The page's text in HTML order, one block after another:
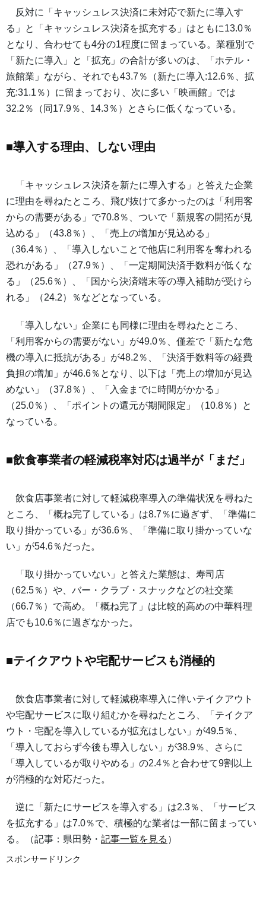
反対に「キャッシュレス決済に未対応で新たに導入す
る」と「キャッシュレス決済を拡充する」はともに13.0％
となり、合わせても4分の1程度に留まっている。業種別で
「新たに導入」と「拡充」の合計が多いのは、「ホテル・
旅館業」ながら、それでも43.7％（新たに導入:12.6％、拡
充:31.1％）に留まっており、次に多い「映画館」では
32.2％（同17.9％、14.3％）とさらに低くなっている。
■導入する理由、しない理由
「キャッシュレス決済を新たに導入する」と答えた企業
に理由を尋ねたところ、飛び抜けて多かったのは「利用客
からの需要がある」で70.8％、ついで「新規客の開拓が見
込める」（43.8％）、「売上の増加が見込める」
（36.4％）、「導入しないことで他店に利用客を奪われる
恐れがある」（27.9％）、「一定期間決済手数料が低くな
る」（25.6％）、「国から決済端末等の導入補助が受けら
れる」（24.2）％などとなっている。
「導入しない」企業にも同様に理由を尋ねたところ、
「利用客からの需要がない」が49.0％、僅差で「新たな危
機の導入に抵抗がある」が48.2％、「決済手数料等の経費
負担の増加」が46.6％となり、以下は「売上の増加が見込
めない」（37.8％）、「入金までに時間がかかる」
（25.0％）、「ポイントの還元が期間限定」（10.8％）と
なっている。
■飲食事業者の軽減税率対応は過半が「まだ」
飲食店事業者に対して軽減税率導入の準備状況を尋ねた
ところ、「概ね完了している」は8.7％に過ぎず、「準備に
取り掛かっている」が36.6％、「準備に取り掛かっていな
い」が54.6％だった。
「取り掛かっていない」と答えた業態は、寿司店
（62.5％）や、バー・クラブ・スナックなどの社交業
（66.7％）で高め。「概ね完了」は比較的高めの中華料理
店でも10.6％に過ぎなかった。
■テイクアウトや宅配サービスも消極的
飲食店事業者に対して軽減税率導入に伴いテイクアウト
や宅配サービスに取り組むかを尋ねたところ、「テイクア
ウト・宅配を導入しているが拡充はしない」が49.5％、
「導入しておらず今後も導入しない」が38.9％、さらに
「導入しているが取りやめる」の2.4％と合わせて9割以上
が消極的な対応だった。
逆に「新たにサービスを導入する」は2.3％、「サービス
を拡充する」は7.0％で、積極的な業者は一部に留まってい
る。（記事：県田勢・ 記事一覧を見る ）
スポンサードリンク